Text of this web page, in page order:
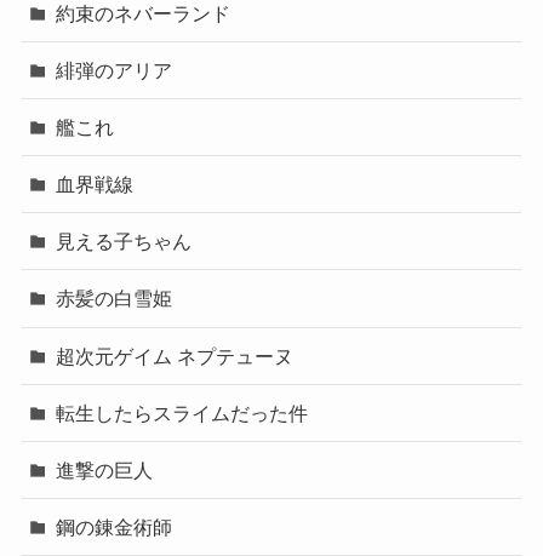
約束のネバーランド
緋弾のアリア
艦これ
血界戦線
見える子ちゃん
赤髪の白雪姫
超次元ゲイム ネプテューヌ
転生したらスライムだった件
進撃の巨人
鋼の錬金術師